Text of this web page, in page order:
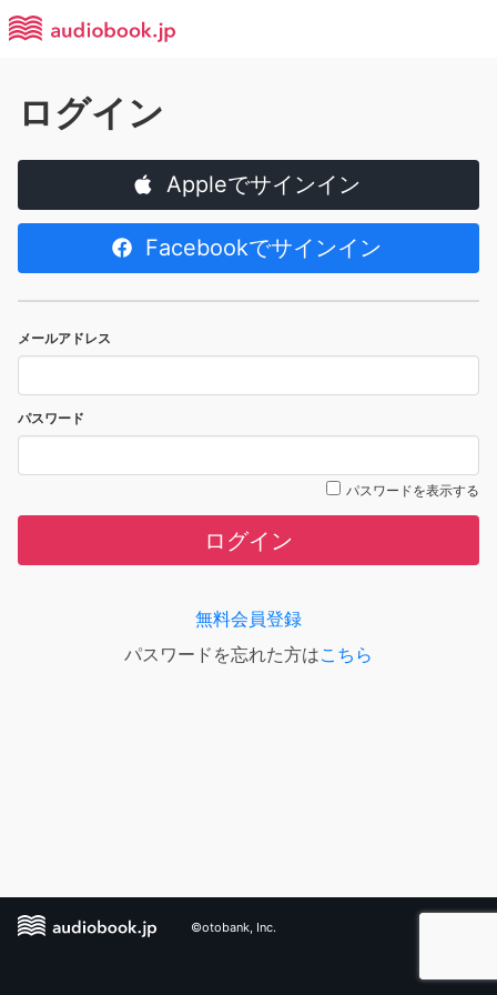
ログイン
Appleでサインイン
Facebookでサインイン
メールアドレス
パスワード
パスワードを表示する
ログイン
無料会員登録
パスワードを忘れた方はこちら
©otobank, Inc.